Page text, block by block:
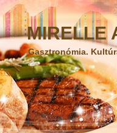
MIRELLE
Gasztronómia.